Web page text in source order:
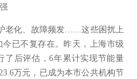
老化、故障频发……这些困扰上
已不复存在。昨天，上海市级
了后评估，6年累计实现节能量
万元，已成为本市公共机构节